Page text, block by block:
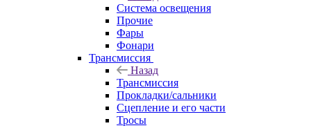
Система освещения
Прочие
Фары
Фонари
Трансмиссия
Назад
Трансмиссия
Прокладки/сальники
Сцепление и его части
Тросы